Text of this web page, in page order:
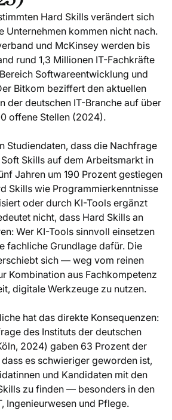
Hard Skills verändert sich
Unternehmen kommen nicht nach.
und McKinsey werden bis
rund 1,3 Millionen IT-Fachkräfte
Softwareentwicklung und
Bitkom beziffert den aktuellen
der deutschen IT-Branche auf über
offene Stellen (2024).
Studiendaten, dass die Nachfrage
Skills auf dem Arbeitsmarkt in
Jahren um 190 Prozent gestiegen
Skills wie Programmierkenntnisse
oder durch KI-Tools ergänzt
nicht, dass Hard Skills an
Wer KI-Tools sinnvoll einsetzen
fachliche Grundlage dafür. Die
sich — weg vom reinen
Kombination aus Fachkompetenz
digitale Werkzeuge zu nutzen.
hat das direkte Konsequenzen:
des Instituts der deutschen
2024) gaben 63 Prozent der
es schwieriger geworden ist,
und Kandidaten mit den
zu finden — besonders in den
Ingenieurwesen und Pflege.